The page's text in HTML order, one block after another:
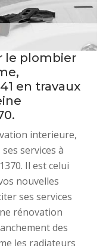
le plombier
en travaux
interieure,
services à
Il est celui
nouvelles
ses services
rénovation
des
les radiateurs